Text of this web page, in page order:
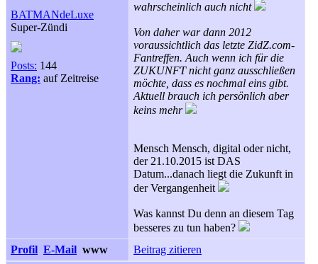
BATMANdeLuxe
Super-Zündi
Posts: 144
Rang: auf Zeitreise
wahrscheinlich auch nicht
Von daher war dann 2012
voraussichtlich das letzte ZidZ.com-
Fantreffen. Auch wenn ich für die
ZUKUNFT nicht ganz ausschließen
möchte, dass es nochmal eins gibt.
Aktuell brauch ich persönlich aber
keins mehr
Mensch Mensch, digital oder nicht,
der 21.10.2015 ist DAS
Datum...danach liegt die Zukunft in
der Vergangenheit
Was kannst Du denn an diesem Tag
besseres zu tun haben?
Profil E-Mail www Beitrag zitieren